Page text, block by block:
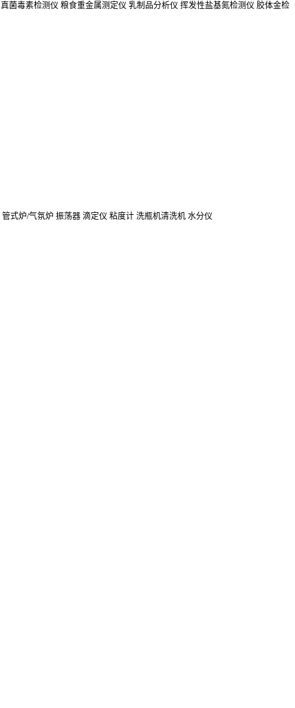
真菌毒素检测仪 粮食重金属测定仪 乳制品分析仪 挥发性盐基氮检测仪 胶体金检
管式炉/气氛炉 振荡器 滴定仪 粘度计 洗瓶机清洗机 水分仪